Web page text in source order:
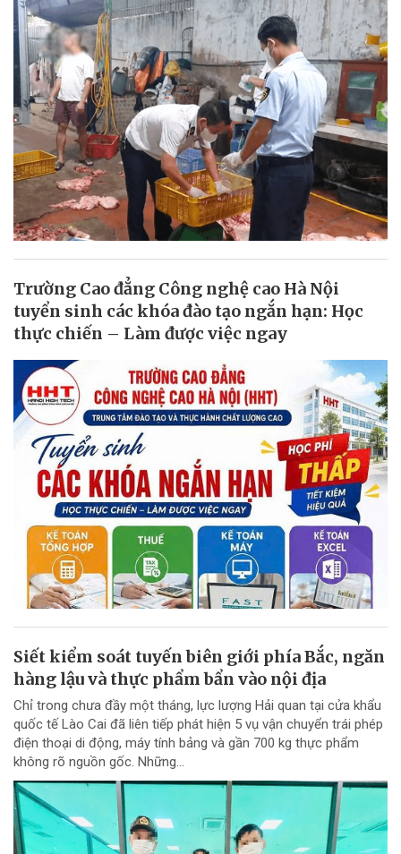
Trường Cao đẳng Công nghệ cao Hà Nội
tuyển sinh các khóa đào tạo ngắn hạn: Học
thực chiến – Làm được việc ngay
Siết kiểm soát tuyến biên giới phía Bắc, ngăn
hàng lậu và thực phẩm bẩn vào nội địa
Chỉ trong chưa đầy một tháng, lực lượng Hải quan tại cửa khẩu
quốc tế Lào Cai đã liên tiếp phát hiện 5 vụ vận chuyển trái phép
điện thoại di động, máy tính bảng và gần 700 kg thực phẩm
không rõ nguồn gốc. Những...